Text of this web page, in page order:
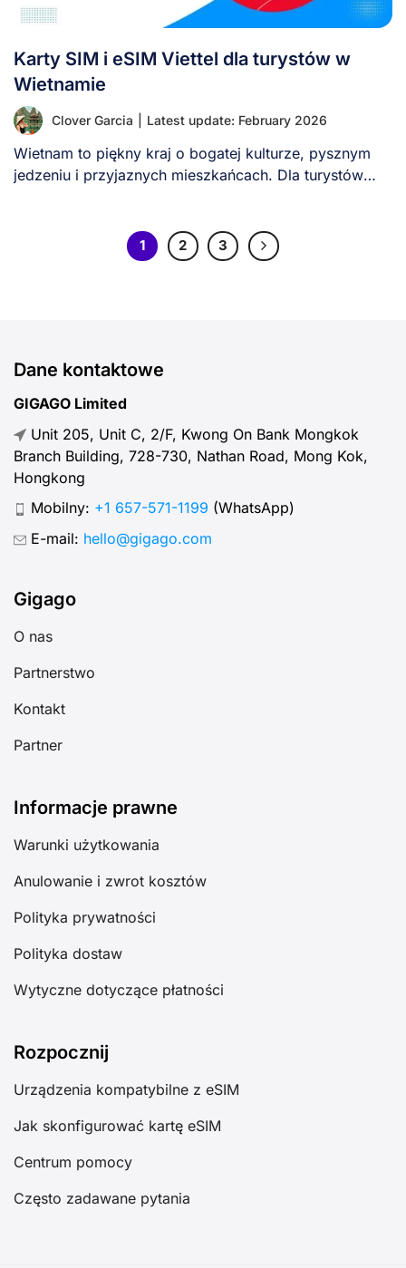
Karty SIM i eSIM Viettel dla turystów w
Wietnamie
Clover Garcia Latest update: February 2026
Wietnam to piękny kraj o bogatej kulturze, pysznym
jedzeniu i przyjaznych mieszkańcach. Dla turystów
1 2 3
Dane kontaktowe
GIGAGO Limited
Unit 205, Unit C, 2/F, Kwong On Bank Mongkok
Branch Building, 728-730, Nathan Road, Mong Kok,
Hongkong
Mobilny: +1 657-571-1199 (WhatsApp)
E-mail: hello@gigago.com
Gigago
O nas
Partnerstwo
Kontakt
Partner
Informacje prawne
Warunki użytkowania
Anulowanie i zwrot kosztów
Polityka prywatności
Polityka dostaw
Wytyczne dotyczące płatności
Rozpocznij
Urządzenia kompatybilne z eSIM
Jak skonfigurować kartę eSIM
Centrum pomocy
Często zadawane pytania